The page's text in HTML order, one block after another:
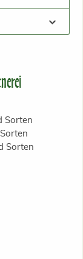
Sorten
Sorten